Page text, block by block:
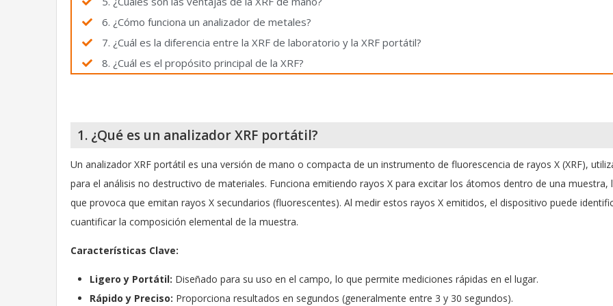
6. ¿Cómo funciona un analizador de metales?
7. ¿Cuál es la diferencia entre la XRF de laboratorio y la XRF portátil?
8. ¿Cuál es el propósito principal de la XRF?
1. ¿Qué es un analizador XRF portátil?
Un analizador XRF portátil es una versión de mano o compacta de un instrumento de fluorescencia de rayos X (XRF),
para el análisis no destructivo de materiales. Funciona emitiendo rayos X para excitar los átomos dentro de una muestra,
que provoca que emitan rayos X secundarios (fluorescentes). Al medir estos rayos X emitidos, el dispositivo puede
cuantificar la composición elemental de la muestra.
Características Clave:
Ligero y Portátil: Diseñado para su uso en el campo, lo que permite mediciones rápidas en el lugar.
Rápido y Preciso: Proporciona resultados en segundos (generalmente entre 3 y 30 segundos).